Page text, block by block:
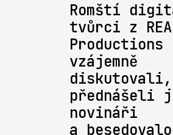
Romští
tvůrci z
Productions
vzájemně
diskutovali,
přednášeli
novináři
a